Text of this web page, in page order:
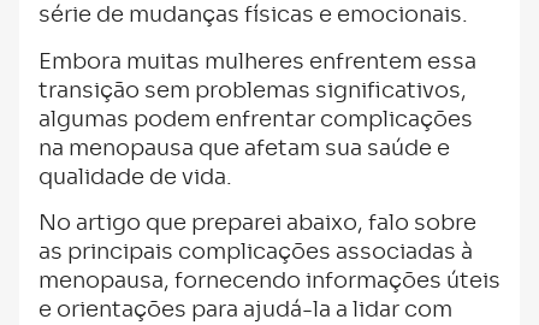
série de mudanças físicas e emocionais.
Embora muitas mulheres enfrentem essa
transição sem problemas significativos,
algumas podem enfrentar complicações
na menopausa que afetam sua saúde e
qualidade de vida.
No artigo que preparei abaixo, falo sobre
as principais complicações associadas à
menopausa, fornecendo informações úteis
e orientações para ajudá-la a lidar com